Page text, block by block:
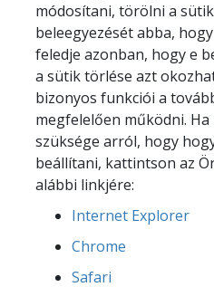
módosítani, törölni a
beleegyezését abba,
feledje azonban, hogy e
a sütik törlése azt
bizonyos funkciói a
megfelelően működni.
szüksége arról, hogy
beállítani, kattintson az
alábbi linkjére:
Internet Explorer
Chrome
Safari